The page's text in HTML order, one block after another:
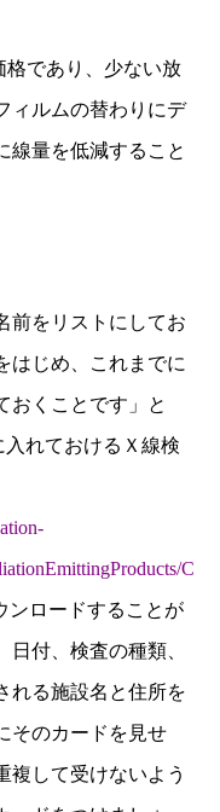
であり、少ない放
ィルムの替わりにデ
線量を低減すること
前をリストにしてお
はじめ、これまでに
おくことです」と
入れておけるＸ線検
C
ンロードすることが
付、検査の種類、
れる施設名と住所を
そのカードを見せ
複して受けないよう